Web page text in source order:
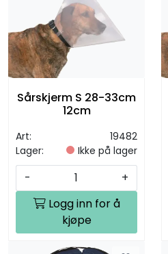
Sårskjerm S 28-33cm
12cm
Art:
19482
Lager:
Ikke på lager
-
+
Logg inn for å
kjøpe